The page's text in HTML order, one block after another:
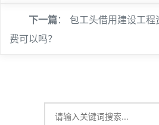
下一篇： 包工头借用建设工
费可以吗？